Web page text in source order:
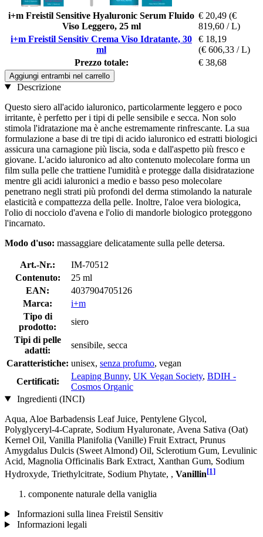
i+m Freistil Sensitive Hyaluronic Serum Fluido
Viso Leggero, 25 ml
€ 20,49 (€
819,60 / L)
i+m Freistil Sensitiv Crema Viso Idratante, 30
ml
€ 18,19
(€ 606,33 / L)
Prezzo totale:
€ 38,68
Aggiungi entrambi nel carrello
Descrizione
Questo siero all'acido ialuronico, particolarmente leggero e poco
irritante, è perfetto per i tipi di pelle sensibile e secca. Non solo
stimola l'idratazione ma è anche estremamente rinfrescante. La sua
formulazione a base di tre tipi di acido ialuronico ed estratti biologici
assicura una carnagione più liscia, soda e dall'aspetto più fresco e
giovane. L'acido ialuronico ad alto contenuto molecolare forma un
film sulla pelle che trattiene l'umidità e protegge dalla disidratazione
mentre gli acidi ialuronici a medio e basso peso molecolare
penetrano negli strati più profondi del derma stimolando la naturale
elasticità e compattezza della pelle. Inoltre, l'aloe vera biologica,
l'olio di nocciolo d'avena e l'olio di mandorle biologico proteggono
l'incarnato.
Modo d'uso: massaggiare delicatamente sulla pelle detersa.
Art.-Nr.:
IM-70512
Contenuto:
25 ml
EAN:
4037904705126
Marca:
i+m
Tipo di
prodotto:
siero
Tipi di pelle
adatti:
sensibile, secca
Caratteristiche: unisex, senza profumo, vegan
Certificati:
Leaping Bunny, UK Vegan Society, BDIH -
Cosmos Organic
Ingredienti (INCI)
Aqua, Aloe Barbadensis Leaf Juice, Pentylene Glycol,
Polyglyceryl-4-Caprate, Sodium Hyaluronate, Avena Sativa (Oat)
Kernel Oil, Vanilla Planifolia (Vanille) Fruit Extract, Prunus
Amygdalus Dulcis (Sweet Almond) Oil, Sclerotium Gum, Levulinic
Acid, Magnolia Officinalis Bark Extract, Xanthan Gum, Sodium
Hydroxyde, Triethylcitrate, Sodium Phytate, , Vanillin[1]
componente naturale della vaniglia
Informazioni sulla linea Freistil Sensitiv
Informazioni legali